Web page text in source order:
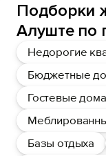
Подборки
Алуште по
Недорогие
Бюджетные
Гостевые дома
Базы отдыха